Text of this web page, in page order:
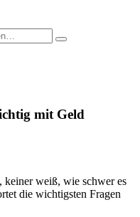
mit Geld
weiß, wie schwer es
die wichtigsten Fragen